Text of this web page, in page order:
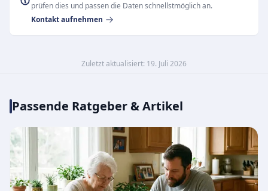
prüfen dies und passen die Daten schnellstmöglich an.
Kontakt aufnehmen
Zuletzt aktualisiert: 19. Juli 2026
Passende Ratgeber & Artikel